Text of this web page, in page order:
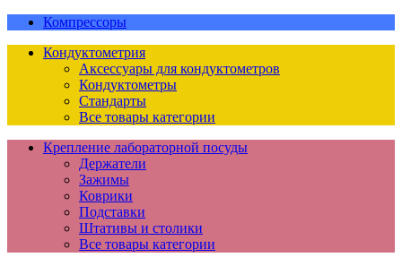
Компрессоры
Кондуктометрия
Аксессуары для кондуктометров
Кондуктометры
Стандарты
Все товары категории
Крепление лабораторной посуды
Держатели
Зажимы
Коврики
Подставки
Штативы и столики
Все товары категории